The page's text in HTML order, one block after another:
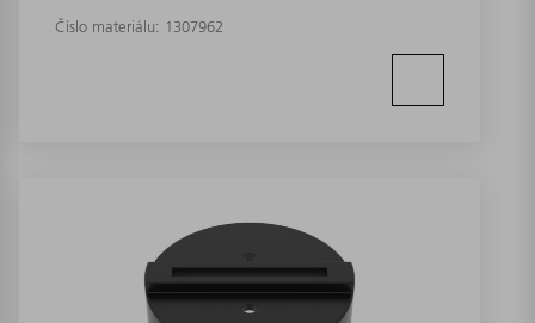
Číslo materiálu: 1307962